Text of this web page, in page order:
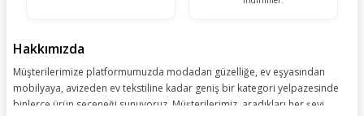
Hakkımızda
Müşterilerimize platformumuzda modadan güzelliğe, ev eşyasından
mobilyaya, avizeden ev tekstiline kadar geniş bir kategori yelpazesinde
binlerce ürün seçeneği sunuyoruz. Müşterilerimiz, aradıkları her şeyi